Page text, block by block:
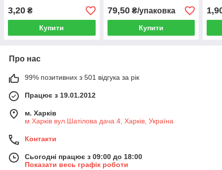
3,20 ₴
Купити
79,50₴/упаковка
Купити
Про нас
99% позитивних з 501 відгука за рік
Працює з 19.01.2012
м. Харків
м.Харків вул.Шатілова дача 4, Харків, Україна
Контакти
Сьогодні працює з 09:00 до 18:00
Показати весь графік роботи